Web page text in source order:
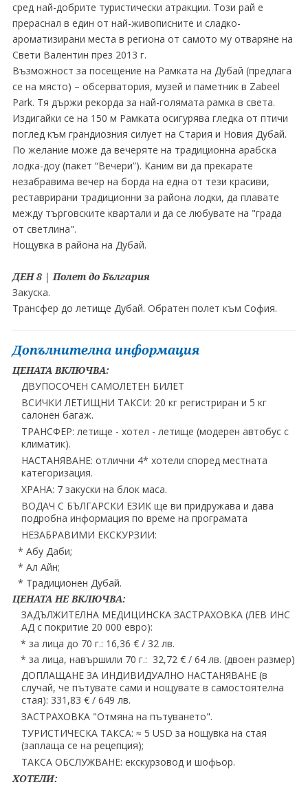
сред най-добрите туристически атракции. Този рай е
прераснал в един от най-живописните и сладко-
ароматизирани места в региона от самото му отваряне на
Свети Валентин през 2013 г.
Възможност за посещение на Рамката на Дубай (предлага
се на място) – обсерватория, музей и паметник в Zabeel
Park. Тя държи рекорда за най-голямата рамка в света.
Издигайки се на 150 м Рамката осигурява гледка от птичи
поглед към грандиозния силует на Стария и Новия Дубай.
По желание може да вечеряте на традиционна арабска
лодка-доу (пакет “Вечери”). Каним ви да прекарате
незабравима вечер на борда на една от тези красиви,
реставрирани традиционни за района лодки, да плавате
между търговските квартали и да се любувате на "града
от светлина".
Нощувка в района на Дубай.
ДЕН 8 | Полет до България
Закуска.
Трансфер до летище Дубай. Обратен полет към София.
Допълнителна информация
ЦЕНАТА ВКЛЮЧВА:
ДВУПОСОЧЕН САМОЛЕТЕН БИЛЕТ
ВСИЧКИ ЛЕТИЩНИ ТАКСИ: 20 кг регистриран и 5 кг
салонен багаж.
TРАНСФЕР: летище - хотел - летище (модерен автобус с
климатик).
НАСТАНЯВАНЕ: отлични 4* хотели според местната
категоризация.
ХРАНА: 7 закуски на блок маса.
ВОДАЧ С БЪЛГАРСКИ ЕЗИК ще ви придружава и дава
подробна информация по време на програмата
НЕЗАБРАВИМИ ЕКСКУРЗИИ:
* Абу Даби;
* Ал Айн;
* Традиционен Дубай.
ЦЕНАТА НЕ ВКЛЮЧВА:
ЗАДЪЛЖИТЕЛНА МЕДИЦИНСКА ЗАСТРАХОВКА (ЛЕВ ИНС
АД с покритие 20 000 евро):
* за лица до 70 г.: 16,36 € / 32 лв.
* за лица, навършили 70 г.: 32,72 € / 64 лв. (двоен размер)
ДОПЛАЩАНЕ ЗА ИНДИВИДУАЛНО НАСТАНЯВАНЕ (в
случай, че пътувате сами и нощувате в самостоятелна
стая): 331,83 € / 649 лв.
ЗАСТРАХОВКА "Отмяна на пътуването".
ТУРИСТИЧЕСКА ТАКСА: ≈ 5 USD за нощувка на стая
(заплаща се на рецепция);
ТАКСА ОБСЛУЖВАНЕ: екскурзовод и шофьор.
ХОТЕЛИ: